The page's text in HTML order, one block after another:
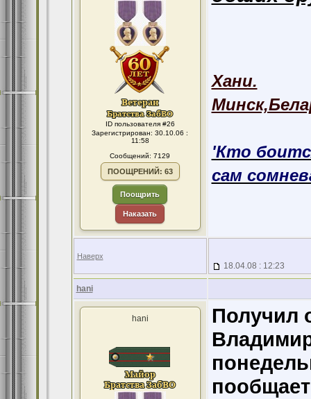
ID пользователя #26
Зарегистрирован: 30.10.06 :
11:58
Сообщений: 7129
ПООЩРЕНИЙ: 63
Поощрить
Наказать
Хани.
'Кто
сам
Наверх
18.04.08 : 12:23
hani
hani
Получил